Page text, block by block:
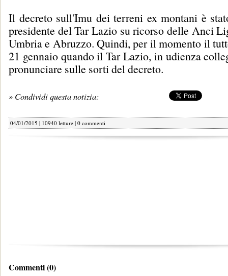
Il decreto sull'Imu dei terreni ex montani è
presidente del Tar Lazio su ricorso delle Anci
Umbria e Abruzzo. Quindi, per il momento il
21 gennaio quando il Tar Lazio, in udienza
pronunciare sulle sorti del decreto.
» Condividi questa notizia:
04/01/2015 | 10940 letture | 0 commenti
Commenti (0)